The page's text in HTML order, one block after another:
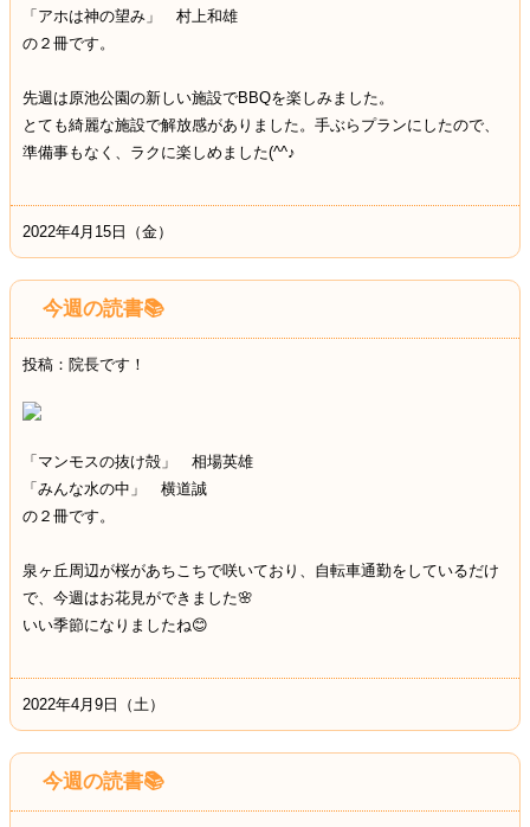
「アホは神の望み」 村上和雄
の２冊です。
先週は原池公園の新しい施設でBBQを楽しみました。
とても綺麗な施設で解放感がありました。手ぶらプランにしたので、
準備事もなく、ラクに楽しめました(^^♪
2022年4月15日（金）
今週の読書📚
投稿：院長です！
「マンモスの抜け殻」 相場英雄
「みんな水の中」 横道誠
の２冊です。
泉ヶ丘周辺が桜があちこちで咲いており、自転車通勤をしているだけ
で、今週はお花見ができました🌸
いい季節になりましたね😊
2022年4月9日（土）
今週の読書📚